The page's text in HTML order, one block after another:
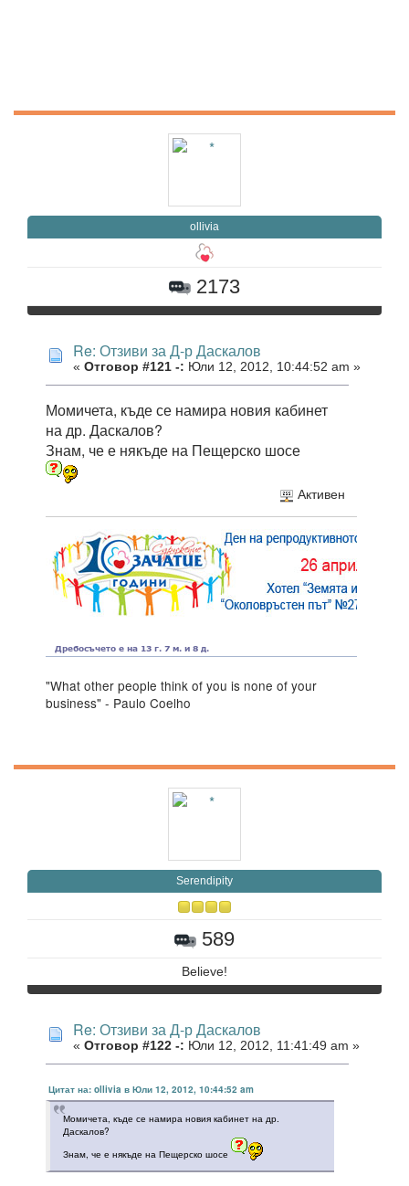
ollivia
2173
Re: Отзиви за Д-р Даскалов
« Отговор #121 -: Юли 12, 2012, 10:44:52 am »
Момичета, къде се намира новия кабинет
на др. Даскалов?
Знам, че е някъде на Пещерско шосе
Активен
"What other people think of you is none of your
business" - Paulo Coelho
Serendipity
589
Believe!
Re: Отзиви за Д-р Даскалов
« Отговор #122 -: Юли 12, 2012, 11:41:49 am »
Цитат на: ollivia в Юли 12, 2012, 10:44:52 am
Момичета, къде се намира новия кабинет на др.
Даскалов?
Знам, че е някъде на Пещерско шосе